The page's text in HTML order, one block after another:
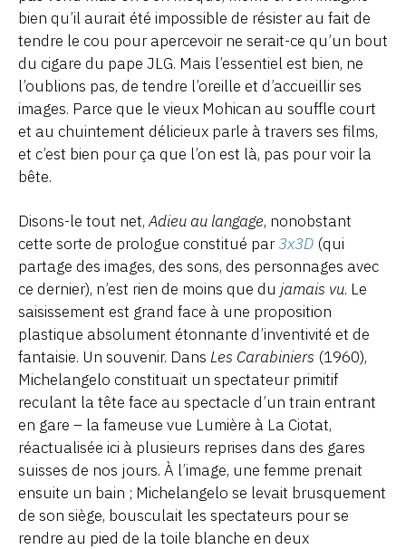
bien qu’il aurait été impossible de résister au fait de
tendre le cou pour apercevoir ne serait-ce qu’un bout
du cigare du pape JLG. Mais l’essentiel est bien, ne
l’oublions pas, de tendre l’oreille et d’accueillir ses
images. Parce que le vieux Mohican au souffle court
et au chuintement délicieux parle à travers ses films,
et c’est bien pour ça que l’on est là, pas pour voir la
bête.
Disons-le tout net,Adieu au langage, nonobstant
cette sorte de prologue constitué par3x3D (qui
partage des images, des sons, des personnages avec
ce dernier), n’est rien de moins que du jamais vu. Le
saisissement est grand face à une proposition
plastique absolument étonnante d’inventivité et de
fantaisie. Un souvenir. Dans Les Carabiniers (1960),
Michelangelo constituait un spectateur primitif
reculant la tête face au spectacle d’un train entrant
en gare – la fameuse vue Lumière à La Ciotat,
réactualisée ici à plusieurs reprises dans des gares
suisses de nos jours. À l’image, une femme prenait
ensuite un bain ; Michelangelo se levait brusquement
de son siège, bousculait les spectateurs pour se
rendre au pied de la toile blanche en deux